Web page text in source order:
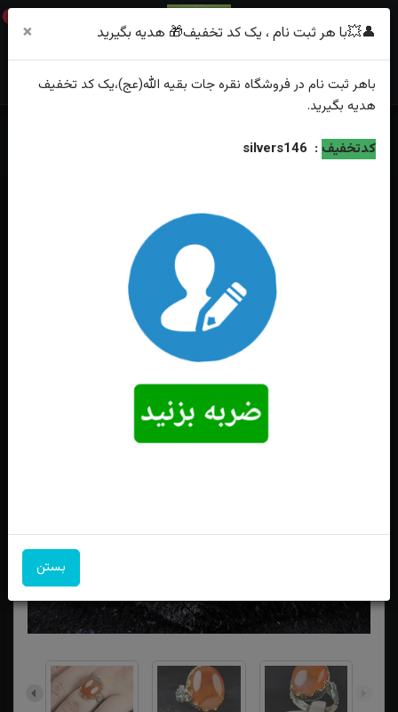
0
خانه فهرست محصولات
👤💥با هر ثبت نام ، یک کد تخفیف🎁 هدیه بگیرید ×
باهر ثبت نام در فروشگاه نقره جات بقیه الله(عج)،یک کد تخفیف
هدیه بگیرید.
کدتخفیف :
silvers146
بستن